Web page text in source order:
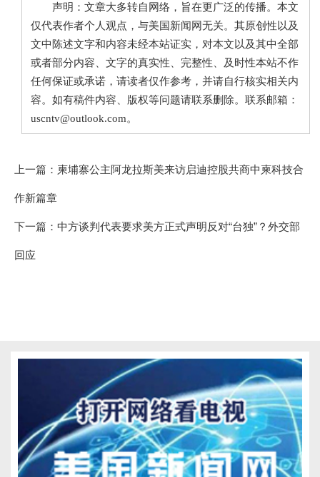
声明：文章大多转自网络，旨在更广泛的传播。本文
仅代表作者个人观点，与美国新闻网无关。其原创性以及
文中陈述文字和内容未经本站证实，对本文以及其中全部
或者部分内容、文字的真实性、完整性、及时性本站不作
任何保证或承诺，请读者仅作参考，并请自行核实相关内
容。如有稿件内容、版权等问题请联系删除。联系邮箱：
uscntv@outlook.com。
上一篇： 柬埔寨公主阿龙拉斯美来访启迪控股共商中柬科技合
作新篇章
下一篇： 中方谈判代表要求美方正式声明反对“台独”？外交部
回应